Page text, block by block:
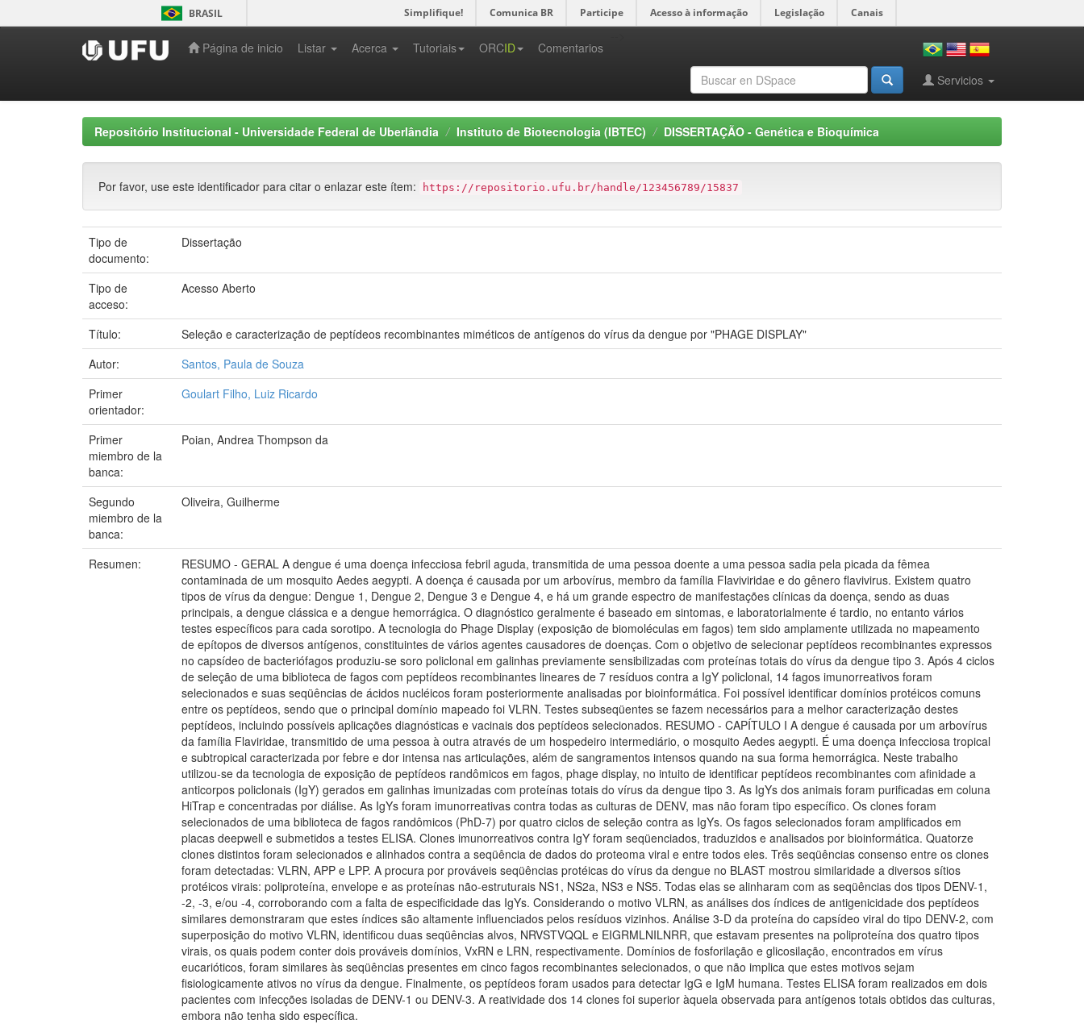
navigation
BRASIL Simplifique! Comunica BR Participe Acesso à informação Legislação Canais
Página de inicio Listar Acerca Tutoriais ORCID Comentarios
Servicios
Repositório Institucional - Universidade Federal de Uberlândia Instituto de Biotecnologia (IBTEC) DISSERTAÇÃO - Genética e Bioquímica
Por favor, use este identificador para citar o enlazar este ítem: https://repositorio.ufu.br/handle/123456789/15837
Tipo de
documento:
Dissertação
Tipo de
acceso:
Acesso Aberto
Título:
Seleção e caracterização de peptídeos recombinantes miméticos de antígenos do vírus da dengue por "PHAGE DISPLAY"
Autor:
Santos, Paula de Souza
Primer
orientador:
Goulart Filho, Luiz Ricardo
Primer
miembro de la
banca:
Poian, Andrea Thompson da
Segundo
miembro de la
banca:
Oliveira, Guilherme
Resumen:
RESUMO - GERAL A dengue é uma doença infecciosa febril aguda, transmitida de uma pessoa doente a uma pessoa sadia pela picada da fêmea
contaminada de um mosquito Aedes aegypti. A doença é causada por um arbovírus, membro da família Flaviviridae e do gênero flavivirus. Existem quatro
tipos de vírus da dengue: Dengue 1, Dengue 2, Dengue 3 e Dengue 4, e há um grande espectro de manifestações clínicas da doença, sendo as duas
principais, a dengue clássica e a dengue hemorrágica. O diagnóstico geralmente é baseado em sintomas, e laboratorialmente é tardio, no entanto vários
testes específicos para cada sorotipo. A tecnologia do Phage Display (exposição de biomoléculas em fagos) tem sido amplamente utilizada no mapeamento
de epítopos de diversos antígenos, constituintes de vários agentes causadores de doenças. Com o objetivo de selecionar peptídeos recombinantes expressos
no capsídeo de bacteriófagos produziu-se soro policlonal em galinhas previamente sensibilizadas com proteínas totais do vírus da dengue tipo 3. Após 4 ciclos
de seleção de uma biblioteca de fagos com peptídeos recombinantes lineares de 7 resíduos contra a IgY policlonal, 14 fagos imunorreativos foram
selecionados e suas seqüências de ácidos nucléicos foram posteriormente analisadas por bioinformática. Foi possível identificar domínios protéicos comuns
entre os peptídeos, sendo que o principal domínio mapeado foi VLRN. Testes subseqüentes se fazem necessários para a melhor caracterização destes
peptídeos, incluindo possíveis aplicações diagnósticas e vacinais dos peptídeos selecionados. RESUMO - CAPÍTULO I A dengue é causada por um arbovírus
da família Flaviridae, transmitido de uma pessoa à outra através de um hospedeiro intermediário, o mosquito Aedes aegypti. É uma doença infecciosa tropical
e subtropical caracterizada por febre e dor intensa nas articulações, além de sangramentos intensos quando na sua forma hemorrágica. Neste trabalho
utilizou-se da tecnologia de exposição de peptídeos randômicos em fagos, phage display, no intuito de identificar peptídeos recombinantes com afinidade a
anticorpos policlonais (IgY) gerados em galinhas imunizadas com proteínas totais do vírus da dengue tipo 3. As IgYs dos animais foram purificadas em coluna
HiTrap e concentradas por diálise. As IgYs foram imunorreativas contra todas as culturas de DENV, mas não foram tipo específico. Os clones foram
selecionados de uma biblioteca de fagos randômicos (PhD-7) por quatro ciclos de seleção contra as IgYs. Os fagos selecionados foram amplificados em
placas deepwell e submetidos a testes ELISA. Clones imunorreativos contra IgY foram seqüenciados, traduzidos e analisados por bioinformática. Quatorze
clones distintos foram selecionados e alinhados contra a seqüência de dados do proteoma viral e entre todos eles. Três seqüências consenso entre os clones
foram detectadas: VLRN, APP e LPP. A procura por prováveis seqüências protéicas do vírus da dengue no BLAST mostrou similaridade a diversos sítios
protéicos virais: poliproteína, envelope e as proteínas não-estruturais NS1, NS2a, NS3 e NS5. Todas elas se alinharam com as seqüências dos tipos DENV-1,
-2, -3, e/ou -4, corroborando com a falta de especificidade das IgYs. Considerando o motivo VLRN, as análises dos índices de antigenicidade dos peptídeos
similares demonstraram que estes índices são altamente influenciados pelos resíduos vizinhos. Análise 3-D da proteína do capsídeo viral do tipo DENV-2, com
superposição do motivo VLRN, identificou duas seqüências alvos, NRVSTVQQL e EIGRMLNILNRR, que estavam presentes na poliproteína dos quatro tipos
virais, os quais podem conter dois prováveis domínios, VxRN e LRN, respectivamente. Domínios de fosforilação e glicosilação, encontrados em vírus
eucarióticos, foram similares às seqüências presentes em cinco fagos recombinantes selecionados, o que não implica que estes motivos sejam
fisiologicamente ativos no vírus da dengue. Finalmente, os peptídeos foram usados para detectar IgG e IgM humana. Testes ELISA foram realizados em dois
pacientes com infecções isoladas de DENV-1 ou DENV-3. A reatividade dos 14 clones foi superior àquela observada para antígenos totais obtidos das culturas,
embora não tenha sido específica.